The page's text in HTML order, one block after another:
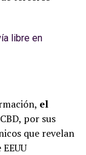
el
por sus
que revelan